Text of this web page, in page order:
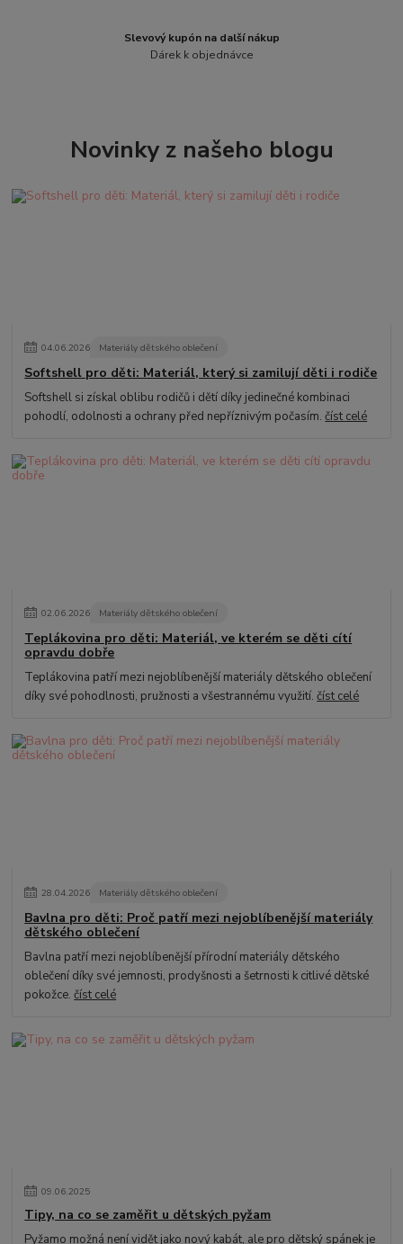
Slevový kupón na další nákup
Dárek k objednávce
Novinky z našeho blogu
04.06.2026 Materiály dětského oblečení
Softshell pro děti: Materiál, který si zamilují děti i rodiče
Softshell si získal oblibu rodičů i dětí díky jedinečné kombinaci
pohodlí, odolnosti a ochrany před nepříznivým počasím.číst celé
02.06.2026 Materiály dětského oblečení
Teplákovina pro děti: Materiál, ve kterém se děti cítí
opravdu dobře
Teplákovina patří mezi nejoblíbenější materiály dětského oblečení
díky své pohodlnosti, pružnosti a všestrannému využití.číst celé
28.04.2026 Materiály dětského oblečení
Bavlna pro děti: Proč patří mezi nejoblíbenější materiály
dětského oblečení
Bavlna patří mezi nejoblíbenější přírodní materiály dětského
oblečení díky své jemnosti, prodyšnosti a šetrnosti k citlivé dětské
pokožce.číst celé
09.06.2025
Tipy, na co se zaměřit u dětských pyžam
Pyžamo možná není vidět jako nový kabát, ale pro dětský spánek je